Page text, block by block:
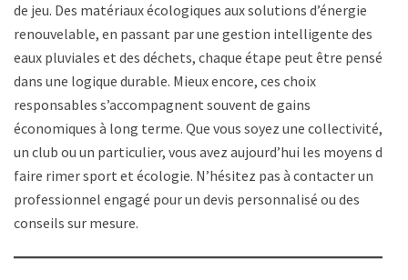
de jeu. Des matériaux écologiques aux solutions d’énergie
renouvelable, en passant par une gestion intelligente des
eaux pluviales et des déchets, chaque étape peut être pensée
dans une logique durable. Mieux encore, ces choix
responsables s’accompagnent souvent de gains
économiques à long terme. Que vous soyez une collectivité,
un club ou un particulier, vous avez aujourd’hui les moyens de
faire rimer sport et écologie. N’hésitez pas à contacter un
professionnel engagé pour un devis personnalisé ou des
conseils sur mesure.